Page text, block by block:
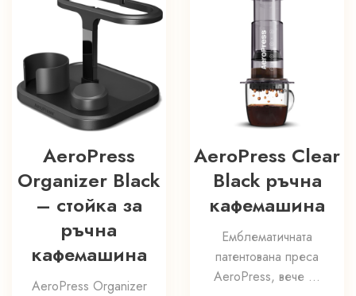
AeroPress
Organizer Black
– стойка за
ръчна
кафемашина
AeroPress Organizer
AeroPress Clear
Black ръчна
кафемашина
Емблематичната
патентована преса
AeroPress, вече ...